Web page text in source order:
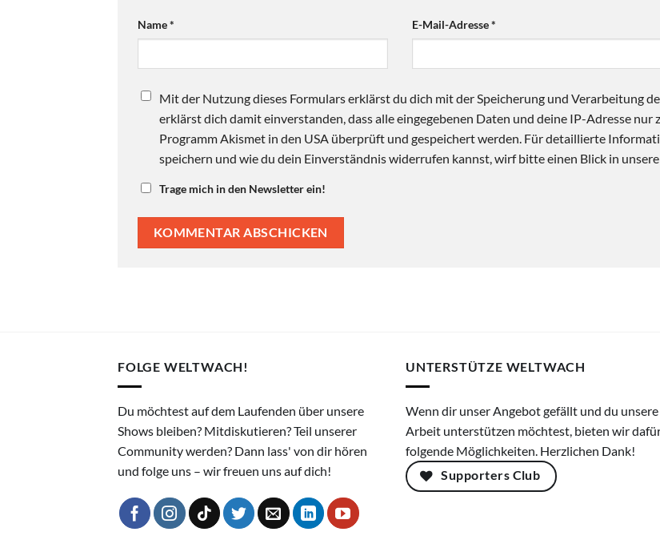
Name* E-Mail-Adresse*
Mit der Nutzung dieses Formulars erklärst du dich mit der Speicherung und Verarbeitung
erklärst dich damit einverstanden, dass alle eingegebenen Daten und deine IP-Adresse nur
Programm Akismet in den USA überprüft und gespeichert werden. Für detaillierte
speichern und wie du dein Einverständnis widerrufen kannst, wirf bitte einen Blick in unsere
Trage mich in den Newsletter ein!
FOLGE WELTWACH!
Du möchtest auf dem Laufenden über unsere
Shows bleiben? Mitdiskutieren? Teil unserer
Community werden? Dann lass' von dir hören
und folge uns – wir freuen uns auf dich!
UNTERSTÜTZE WELTWACH
Wenn dir unser Angebot gefällt und du unsere
Arbeit unterstützen möchtest, bieten wir
folgende Möglichkeiten. Herzlichen Dank!
Supporters Club